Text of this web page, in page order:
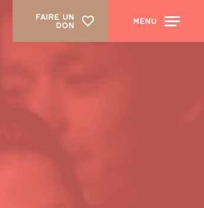
FAIRE UN
DON
MENU